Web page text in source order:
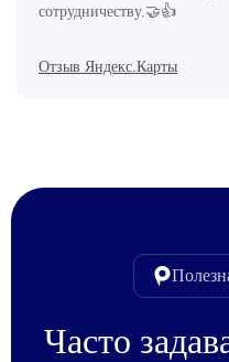
сотрудничеству.🤝👍
Отзыв Яндекс.Карты
Часто